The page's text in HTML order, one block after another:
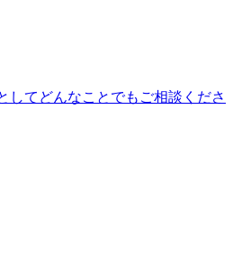
してどんなことでもご相談くださ